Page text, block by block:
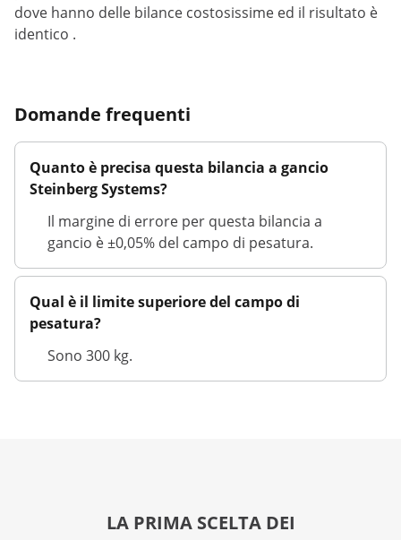
dove hanno delle bilance costosissime ed il risultato è
identico .
Domande frequenti
Quanto è precisa questa bilancia a gancio
Steinberg Systems?
Il margine di errore per questa bilancia a
gancio è ±0,05% del campo di pesatura.
Qual è il limite superiore del campo di
pesatura?
Sono 300 kg.
LA PRIMA SCELTA DEI